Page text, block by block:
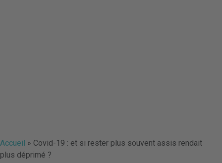
Accueil » Covid-19 : et si rester plus souvent assis rendait
plus déprimé ?